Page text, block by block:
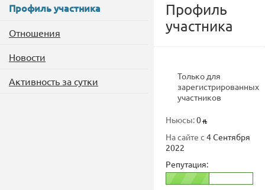
Профиль участника
Отношения
Новости
Активность за сутки
Профиль
участника
Только для
зарегистрированных
участников
Ньюсы:0
На сайте с 4 Сентября
2022
Репутация: